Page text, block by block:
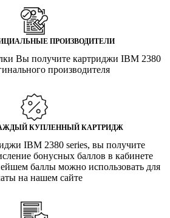
ПРОИЗВОДИТЕЛИ
Вы получите картриджи IBM 2380
производителя
КУПЛЕННЫЙ КАРТРИДЖ
IBM 2380 series, вы получите
бонусных баллов в кабинете
баллы можно использовать для
на нашем сайте